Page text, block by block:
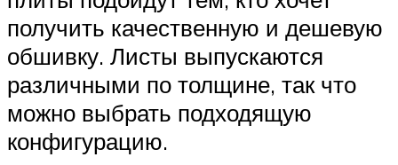
получить качественную и дешевую
обшивку. Листы выпускаются
различными по толщине, так что
можно выбрать подходящую
конфигурацию.